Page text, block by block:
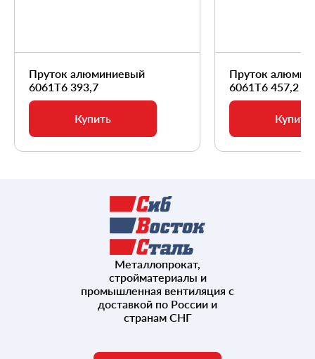
Пруток алюминиевый
6061Т6 393,7
Купить
Пруток
6061Т6 457,2
Купить
Металлопрокат,
стройматериалы и
промышленная вентиляция с
доставкой по России и
странам СНГ